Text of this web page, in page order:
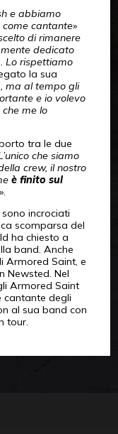
e abbiamo
cantante»
di rimanere
dedicato
Lo rispettiamo
la sua
ma al tempo gli
e io volevo
me lo
tra le due
che siamo
crew, il nostro
è finito sul
sono incrociati
scomparsa del
ha chiesto a
band. Anche
Armored Saint, e
Newsted. Nel
Armored Saint
cantante degli
al sua band con
tour.